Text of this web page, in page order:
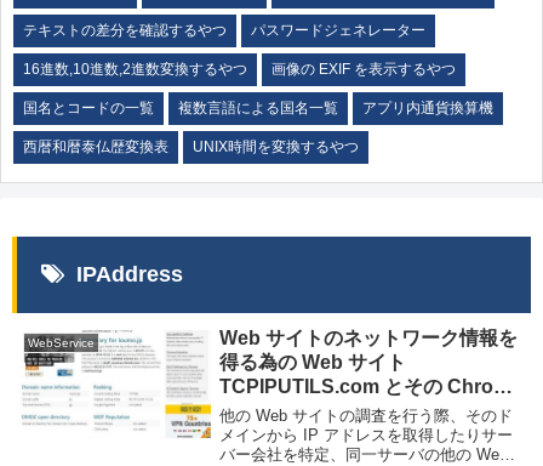
テキストの差分を確認するやつ パスワードジェネレーター
16進数,10進数,2進数変換するやつ 画像の EXIF を表示するやつ
国名とコードの一覧 複数言語による国名一覧 アプリ内通貨換算機
西暦和暦泰仏歴変換表 UNIX時間を変換するやつ
IPAddress
WebService
Web サイトのネットワーク情報を
得る為の Web サイト
TCPIPUTILS.com とその Chrome
拡張機能
他の Web サイトの調査を行う際、そのド
メインから IP アドレスを取得したりサー
バー会社を特定、同一サーバの他の Web